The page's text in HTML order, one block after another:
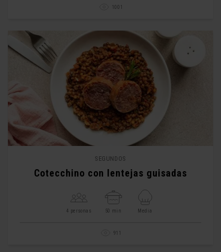
1001
SEGUNDOS
Cotecchino con lentejas guisadas
4 personas 50 min Media
911